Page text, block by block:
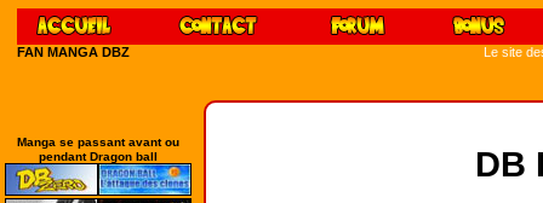
FAN MANGA DBZ Le site
Manga se passant avant ou
pendant Dragon ball
DB